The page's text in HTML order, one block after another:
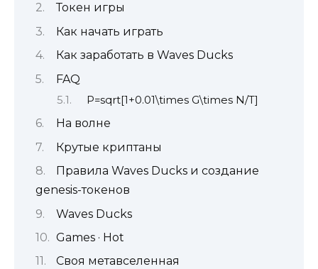
Токен игры
Как начать играть
Как заработать в Waves Ducks
FAQ
P=sqrt[1+0.01\times G\times N/T]
На волне
Крутые криптаны
Правила Waves Ducks и создание
genesis-токенов
Waves Ducks
Games · Hot
Своя метавселенная